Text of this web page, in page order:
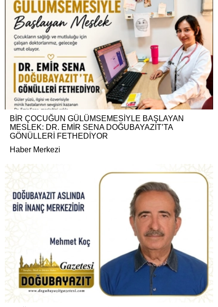
BİR ÇOCUĞUN GÜLÜMSEMESİYLE BAŞLAYAN
MESLEK: DR. EMİR SENA DOĞUBAYAZIT’TA
GÖNÜLLERİ FETHEDİYOR
Haber Merkezi